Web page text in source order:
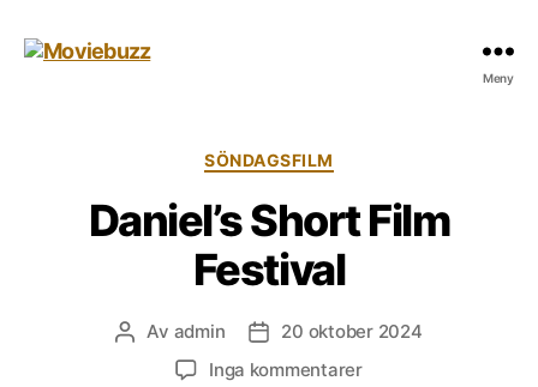
Meny
Kategorier
SÖNDAGSFILM
Daniel’s Short Film
Festival
Inläggsförfattare
Av admin Inläggsdatum
20 oktober 2024
Inga kommentarertill